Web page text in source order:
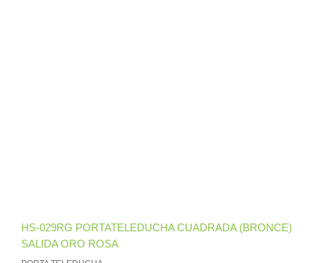
HS-029RG PORTATELEDUCHA CUADRADA (BRONCE)
SALIDA ORO ROSA